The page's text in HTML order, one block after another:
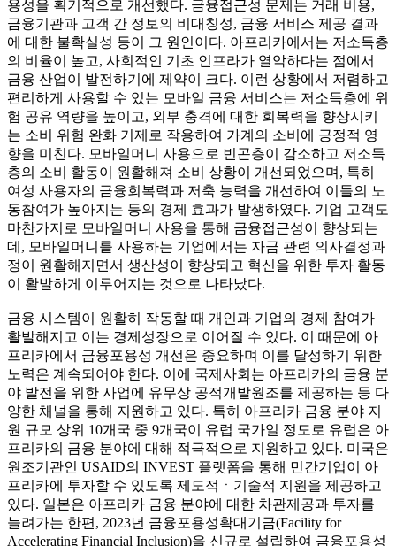
용성을 획기적으로 개선했다. 금융접근성 문제는 거래 비용,
금융기관과 고객 간 정보의 비대칭성, 금융 서비스 제공 결과
에 대한 불확실성 등이 그 원인이다. 아프리카에서는 저소득층
의 비율이 높고, 사회적인 기초 인프라가 열악하다는 점에서
금융 산업이 발전하기에 제약이 크다. 이런 상황에서 저렴하고
편리하게 사용할 수 있는 모바일 금융 서비스는 저소득층에 위
험 공유 역량을 높이고, 외부 충격에 대한 회복력을 향상시키
는 소비 위험 완화 기제로 작용하여 가계의 소비에 긍정적 영
향을 미친다. 모바일머니 사용으로 빈곤층이 감소하고 저소득
층의 소비 활동이 원활해져 소비 상황이 개선되었으며, 특히
여성 사용자의 금융회복력과 저축 능력을 개선하여 이들의 노
동참여가 높아지는 등의 경제 효과가 발생하였다. 기업 고객도
마찬가지로 모바일머니 사용을 통해 금융접근성이 향상되는
데, 모바일머니를 사용하는 기업에서는 자금 관련 의사결정과
정이 원활해지면서 생산성이 향상되고 혁신을 위한 투자 활동
이 활발하게 이루어지는 것으로 나타났다.
금융 시스템이 원활히 작동할 때 개인과 기업의 경제 참여가
활발해지고 이는 경제성장으로 이어질 수 있다. 이 때문에 아
프리카에서 금융포용성 개선은 중요하며 이를 달성하기 위한
노력은 계속되어야 한다. 이에 국제사회는 아프리카의 금융 분
야 발전을 위한 사업에 유무상 공적개발원조를 제공하는 등 다
양한 채널을 통해 지원하고 있다. 특히 아프리카 금융 분야 지
원 규모 상위 10개국 중 9개국이 유럽 국가일 정도로 유럽은 아
프리카의 금융 분야에 대해 적극적으로 지원하고 있다. 미국은
원조기관인 USAID의 INVEST 플랫폼을 통해 민간기업이 아
프리카에 투자할 수 있도록 제도적ㆍ기술적 지원을 제공하고
있다. 일본은 아프리카 금융 분야에 대한 차관제공과 투자를
늘려가는 한편, 2023년 금융포용성확대기금(Facility for
Accelerating Financial Inclusion)을 신규로 설립하여 금융포용성